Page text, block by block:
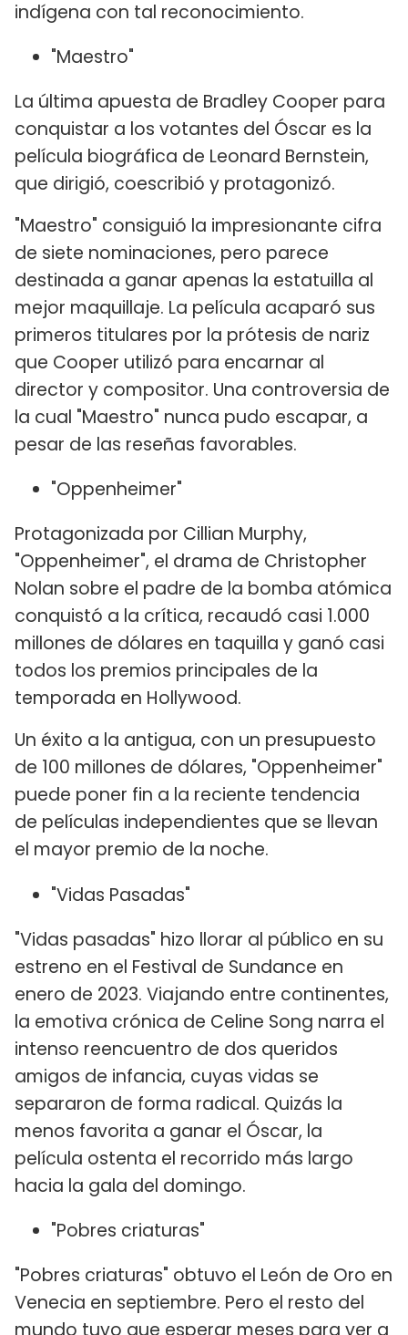
indígena con tal reconocimiento.
"Maestro"
La última apuesta de Bradley Cooper para
conquistar a los votantes del Óscar es la
película biográfica de Leonard Bernstein,
que dirigió, coescribió y protagonizó.
"Maestro" consiguió la impresionante cifra
de siete nominaciones, pero parece
destinada a ganar apenas la estatuilla al
mejor maquillaje. La película acaparó sus
primeros titulares por la prótesis de nariz
que Cooper utilizó para encarnar al
director y compositor. Una controversia de
la cual "Maestro" nunca pudo escapar, a
pesar de las reseñas favorables.
"Oppenheimer"
Protagonizada por Cillian Murphy,
"Oppenheimer", el drama de Christopher
Nolan sobre el padre de la bomba atómica
conquistó a la crítica, recaudó casi 1.000
millones de dólares en taquilla y ganó casi
todos los premios principales de la
temporada en Hollywood.
Un éxito a la antigua, con un presupuesto
de 100 millones de dólares, "Oppenheimer"
puede poner fin a la reciente tendencia
de películas independientes que se llevan
el mayor premio de la noche.
"Vidas Pasadas"
"Vidas pasadas" hizo llorar al público en su
estreno en el Festival de Sundance en
enero de 2023. Viajando entre continentes,
la emotiva crónica de Celine Song narra el
intenso reencuentro de dos queridos
amigos de infancia, cuyas vidas se
separaron de forma radical. Quizás la
menos favorita a ganar el Óscar, la
película ostenta el recorrido más largo
hacia la gala del domingo.
"Pobres criaturas"
"Pobres criaturas" obtuvo el León de Oro en
Venecia en septiembre. Pero el resto del